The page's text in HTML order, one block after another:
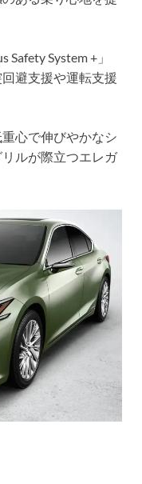
Safety System +」
避支援や運転支援
重心で伸びやかなシ
ルが際立つエレガ